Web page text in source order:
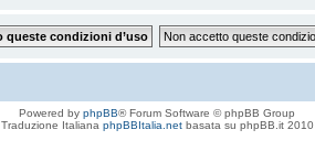
Powered by phpBB® Forum Software © phpBB Group
Traduzione Italiana phpBBItalia.netbasata su phpBB.it 2010